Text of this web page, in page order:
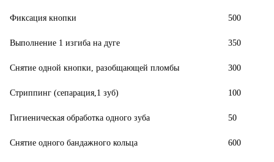
Фиксация кнопки 500
Выполнение 1 изгиба на дуге 350
Снятие одной кнопки, разобщающей пломбы 300
Стриппинг (сепарация,1 зуб) 100
Гигиеническая обработка одного зуба 50
Снятие одного бандажного кольца 600